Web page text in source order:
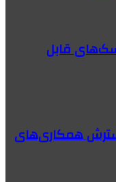
قابل
همکاری‌های